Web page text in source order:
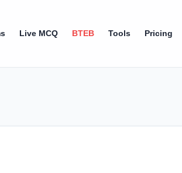
Live MCQ BTEB Tools Pricing